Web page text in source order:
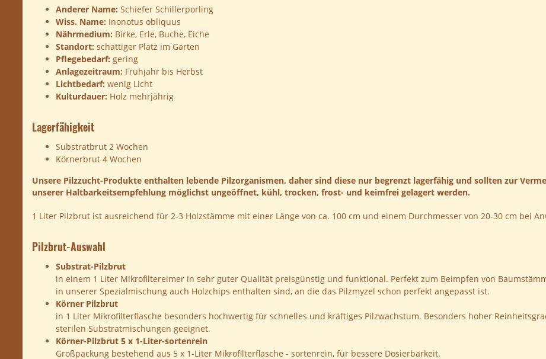
Anderer Name: Schiefer Schillerporling
Wiss. Name: Inonotus obliquus
Nährmedium: Birke, Erle, Buche, Eiche
Standort: schattiger Platz im Garten
Pflegebedarf: gering
Anlagezeitraum: Frühjahr bis Herbst
Lichtbedarf: wenig Licht
Kulturdauer: Holz mehrjährig
Lagerfähigkeit
Substratbrut 2 Wochen
Körnerbrut 4 Wochen
Unsere Pilzzucht-Produkte enthalten lebende Pilzorganismen, daher sind diese nur begrenzt lagerfähig und sollten zur
unserer Haltbarkeitsempfehlung möglichst ungeöffnet, kühl, trocken, frost- und keimfrei gelagert werden.
1 Liter Pilzbrut ist ausreichend für 2-3 Holzstämme mit einer Länge von ca. 100 cm und einem Durchmesser von 20-30 cm bei
Pilzbrut-Auswahl
Substrat-Pilzbrut
in einem 1 Liter Mikrofiltereimer in sehr guter Qualität preisgünstig und funktional. Perfekt zum Beimpfen von
in unserer Spezialmischung auch Holzchips enthalten sind, an die das Pilzmyzel schon perfekt angepasst ist.
Körner Pilzbrut
in 1 Liter Mikrofilterflasche besonders hochwertig für schnelles und kräftiges Pilzwachstum. Besonders hoher
sterilen Substratmischungen geeignet.
Körner-Pilzbrut 5 x 1-Liter-sortenrein
Großpackung bestehend aus 5 x 1-Liter Mikrofilterflasche - sortenrein, für bessere Dosierbarkeit.